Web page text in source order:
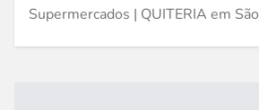
Supermercados | QUITERIA em